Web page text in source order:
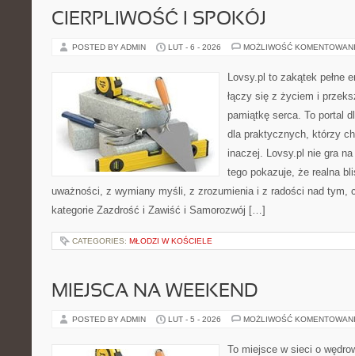
CIERPLIWOŚĆ I SPOKÓJ
POSTED BY ADMIN LUT - 6 - 2026 MOŻLIWOŚĆ
Lovsy.pl to zakątek pełne
łączy się z życiem i
pamiątkę serca. To portal
dla praktycznych, którzy
inaczej. Lovsy.pl nie gra
tego pokazuje, że realna
uważności, z wymiany myśli, z zrozumienia i z radości nad tym,
kategorie Zazdrość i Zawiść i Samorozwój […]
CATEGORIES: MŁODZI W KOŚCIELE
MIEJSCA NA WEEKEND
POSTED BY ADMIN LUT - 5 - 2026 MOŻLIWOŚĆ
To miejsce w sieci o